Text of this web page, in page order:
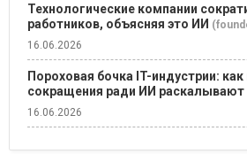
Технологические компании
работников, объясняя это ИИ
16.06.2026
Пороховая бочка IT-индустрии:
сокращения ради ИИ
16.06.2026